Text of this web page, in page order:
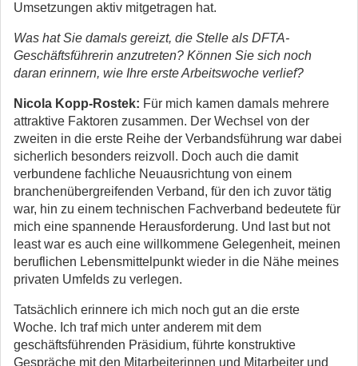
Umsetzungen aktiv mitgetragen hat.
Was hat Sie damals gereizt, die Stelle als DFTA-
Geschäftsführerin anzutreten? Können Sie sich noch
daran erinnern, wie Ihre erste Arbeitswoche verlief?
Nicola Kopp-Rostek: Für mich kamen damals mehrere
attraktive Faktoren zusammen. Der Wechsel von der
zweiten in die erste Reihe der Verbandsführung war dabei
sicherlich besonders reizvoll. Doch auch die damit
verbundene fachliche Neuausrichtung von einem
branchenübergreifenden Verband, für den ich zuvor tätig
war, hin zu einem technischen Fachverband bedeutete für
mich eine spannende Herausforderung. Und last but not
least war es auch eine willkommene Gelegenheit, meinen
beruflichen Lebensmittelpunkt wieder in die Nähe meines
privaten Umfelds zu verlegen.
Tatsächlich erinnere ich mich noch gut an die erste
Woche. Ich traf mich unter anderem mit dem
geschäftsführenden Präsidium, führte konstruktive
Gespräche mit den Mitarbeiterinnen und Mitarbeiter und